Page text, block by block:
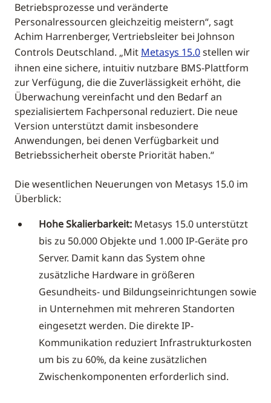
Betriebsprozesse und veränderte
Personalressourcen gleichzeitig meistern“, sagt
Achim Harrenberger, Vertriebsleiter bei Johnson
Controls Deutschland. „Mit Metasys 15.0stellen wir
ihnen eine sichere, intuitiv nutzbare BMS-Plattform
zur Verfügung, die die Zuverlässigkeit erhöht, die
Überwachung vereinfacht und den Bedarf an
spezialisiertem Fachpersonal reduziert. Die neue
Version unterstützt damit insbesondere
Anwendungen, bei denen Verfügbarkeit und
Betriebssicherheit oberste Priorität haben.“
Die wesentlichen Neuerungen von Metasys 15.0 im
Überblick:
Hohe Skalierbarkeit: Metasys 15.0 unterstützt
bis zu 50.000 Objekte und 1.000 IP-Geräte pro
Server. Damit kann das System ohne
zusätzliche Hardware in größeren
Gesundheits- und Bildungseinrichtungen sowie
in Unternehmen mit mehreren Standorten
eingesetzt werden. Die direkte IP-
Kommunikation reduziert Infrastrukturkosten
um bis zu 60%, da keine zusätzlichen
Zwischenkomponenten erforderlich sind.